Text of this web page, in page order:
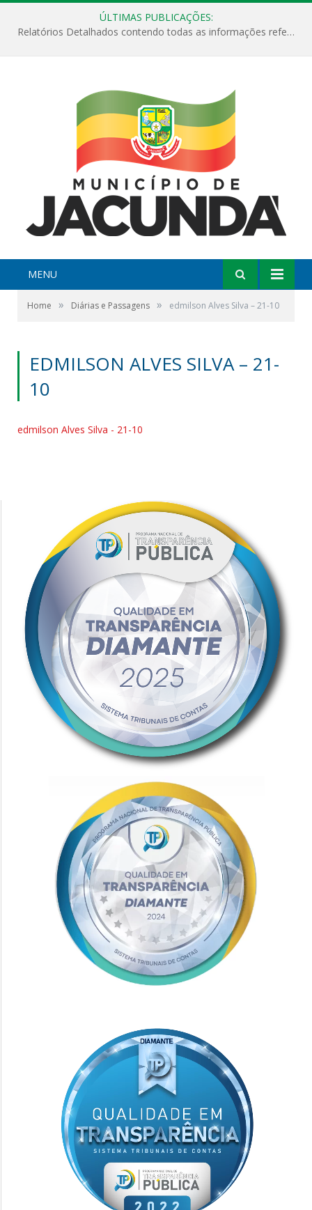
ÚLTIMAS PUBLICAÇÕES:
Relatórios Detalhados contendo todas as informações referentes a execução de recursos destinados ao fomento de projetos culturais no Município de Jacundá entre os anos de 2022 ao presente ano de 2026.
MENU
Home » Diárias e Passagens » edmilson Alves Silva – 21-10
EDMILSON ALVES SILVA – 21-
10
edmilson Alves Silva - 21-10